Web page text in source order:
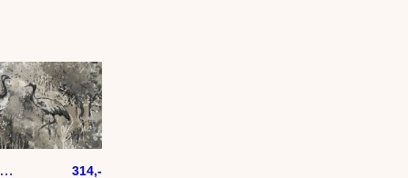
Abstract landschap met twee kraanvogels in taupe greige warmgrijs en beige tinten 314,-